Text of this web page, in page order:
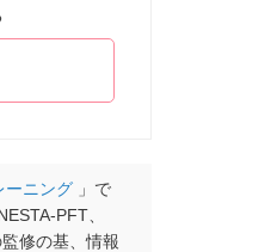
ーニング 」で
PFT、
修の基、情報